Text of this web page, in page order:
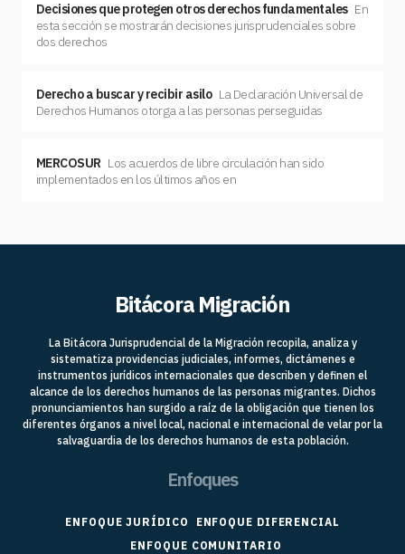
Decisiones que protegen otros derechos fundamentales En
esta sección se mostrarán decisiones jurisprudenciales sobre
dos derechos
Derecho a buscar y recibir asilo La Declaración Universal de
Derechos Humanos otorga a las personas perseguidas
MERCOSUR Los acuerdos de libre circulación han sido
implementados en los últimos años en
Bitácora Migración
La Bitácora Jurisprudencial de la Migración recopila, analiza y
sistematiza providencias judiciales, informes, dictámenes e
instrumentos jurídicos internacionales que describen y definen el
alcance de los derechos humanos de las personas migrantes. Dichos
pronunciamientos han surgido a raíz de la obligación que tienen los
diferentes órganos a nivel local, nacional e internacional de velar por la
salvaguardia de los derechos humanos de esta población.
Enfoques
ENFOQUE JURÍDICO
ENFOQUE DIFERENCIAL
ENFOQUE COMUNITARIO